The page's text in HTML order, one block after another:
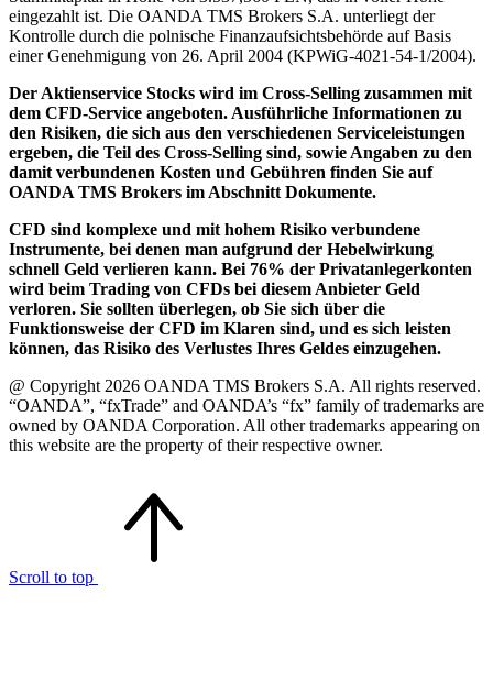
eingezahlt ist. Die OANDA TMS Brokers S.A. unterliegt der
Kontrolle durch die polnische Finanzaufsichtsbehörde auf Basis
einer Genehmigung von 26. April 2004 (KPWiG-4021-54-1/2004).
Der Aktienservice Stocks wird im Cross-Selling zusammen mit
dem CFD-Service angeboten. Ausführliche Informationen zu
den Risiken, die sich aus den verschiedenen Serviceleistungen
ergeben, die Teil des Cross-Selling sind, sowie Angaben zu den
damit verbundenen Kosten und Gebühren finden Sie auf
OANDA TMS Brokers im Abschnitt Dokumente.
CFD sind komplexe und mit hohem Risiko verbundene
Instrumente, bei denen man aufgrund der Hebelwirkung
schnell Geld verlieren kann. Bei 76% der Privatanlegerkonten
wird beim Trading von CFDs bei diesem Anbieter Geld
verloren. Sie sollten überlegen, ob Sie sich über die
Funktionsweise der CFD im Klaren sind, und es sich leisten
können, das Risiko des Verlustes Ihres Geldes einzugehen.
@ Copyright 2026 OANDA TMS Brokers S.A. All rights reserved.
“OANDA”, “fxTrade” and OANDA’s “fx” family of trademarks are
owned by OANDA Corporation. All other trademarks appearing on
this website are the property of their respective owner.
Scroll to top